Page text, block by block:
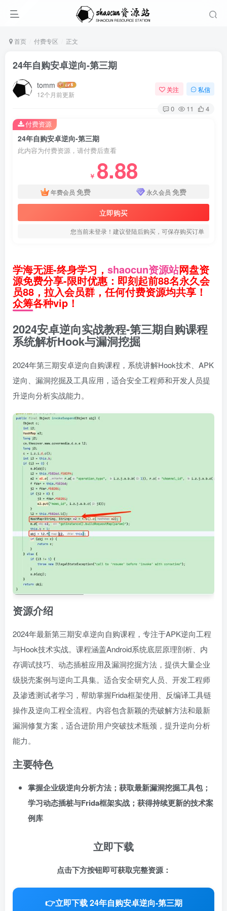
首页 付费专区 正文
24年自购安卓逆向-第三期
tomm
12个月前更新
关注 私信
0 11 4
24年自购安卓逆向-第三期
此内容为付费资源，请付费后查看
￥ 8.88
年费会员 免费 永久会员 免费
立即购买
您当前未登录！建议登陆后购买，可保存购买订单
付费资源
学海无涯-终身学习， shaocun资源站网盘资
源免费分享-限时优惠：即刻起前88名永久会
员88，拉入会员群，任何付费资源均共享！
众筹各种vip！
2024安卓逆向实战教程-第三期自购课程
系统解析Hook与漏洞挖掘
2024年第三期安卓逆向自购课程，系统讲解Hook技术、APK
逆向、漏洞挖掘及工具应用，适合安全工程师和开发人员提
升逆向分析实战能力。
资源介绍
2024年最新第三期安卓逆向自购课程，专注于APK逆向工程
与Hook技术实战。课程涵盖Android系统底层原理剖析、内
存调试技巧、动态插桩应用及漏洞挖掘方法，提供大量企业
级脱壳案例与逆向工具集。适合安全研究人员、开发工程师
及渗透测试者学习，帮助掌握Frida框架使用、反编译工具链
操作及逆向工程全流程。内容包含新颖的壳破解方法和最新
漏洞修复方案，适合进阶用户突破技术瓶颈，提升逆向分析
能力。
主要特色
掌握企业级逆向分析方法；获取最新漏洞挖掘工具包；
学习动态插桩与Frida框架实战；获得持续更新的技术案
例库
立即下载
点击下方按钮即可获取完整资源：
👉立即下载 24年自购安卓逆向-第三期